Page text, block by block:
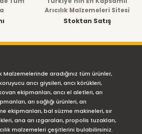
Arıcılık Malzemeleri Sitesi
Stoktan Satış
Malzemelerinde aradığınız tüm ürünler,
arıcı giysileri, arıcı körükleri,
ekipmanları, arıcı el aletleri, arı
arı sağlığı ürünleri, arı
ekipmanları, bal süzme makineleri, sır
ana arı ızgaraları, propolis tuzakları,
malzemeleri çeşitlerini bulabilirsiniz.